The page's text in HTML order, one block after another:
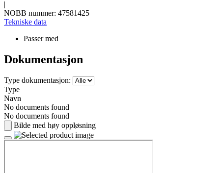
|
NOBB nummer: 47581425
Tekniske data
Passer med
Dokumentasjon
Type dokumentasjon:
Type
Navn
No documents found
No documents found
Bilde med høy oppløsning